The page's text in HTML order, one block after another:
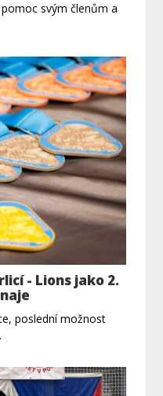
svým členům a
- Lions jako 2.
poslední možnost